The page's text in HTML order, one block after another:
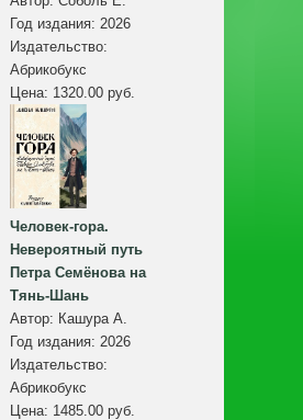
Год издания: 2026
Издательство:
Абрикобукс
Цена: 1320.00 руб.
Человек-гора.
Невероятный путь
Петра Семёнова на
Тянь-Шань
Автор: Кашура А.
Год издания: 2026
Издательство:
Абрикобукс
Цена: 1485.00 руб.